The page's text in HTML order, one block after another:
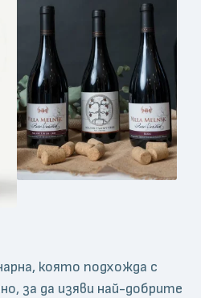
която подхожда с
за да изяви най-добрите